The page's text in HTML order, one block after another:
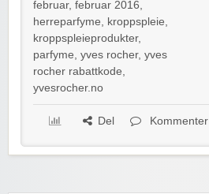
februar, februar 2016,
herreparfyme, kroppspleie,
kroppspleieprodukter,
parfyme, yves rocher, yves
rocher rabattkode,
yvesrocher.no
Del Kommenter